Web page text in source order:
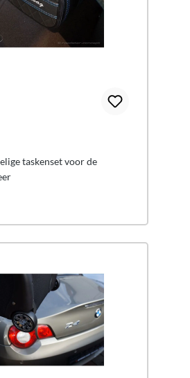
taskenset voor de